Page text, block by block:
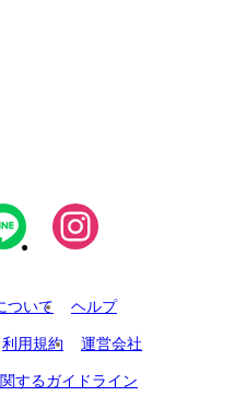
ついて ヘルプ
利用規約 運営会社
するガイドライン